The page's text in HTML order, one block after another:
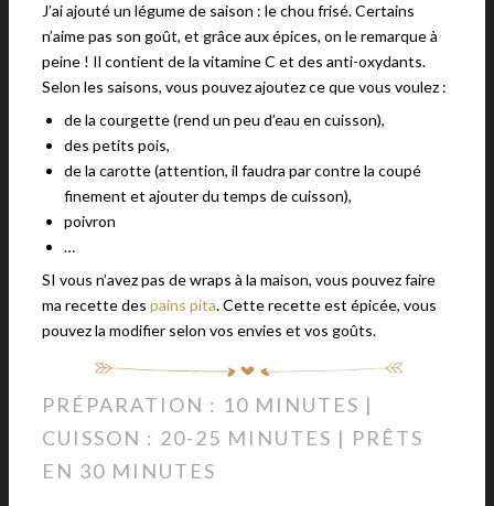
J’ai ajouté un légume de saison : le chou frisé. Certains
n’aime pas son goût, et grâce aux épices, on le remarque à
peine ! Il contient de la vitamine C et des anti-oxydants.
Selon les saisons, vous pouvez ajoutez ce que vous voulez :
de la courgette (rend un peu d’eau en cuisson),
des petits pois,
de la carotte (attention, il faudra par contre la coupé
finement et ajouter du temps de cuisson),
poivron
…
SI vous n’avez pas de wraps à la maison, vous pouvez faire
ma recette des pains pita. Cette recette est épicée, vous
pouvez la modifier selon vos envies et vos goûts.
PRÉPARATION : 10 MINUTES |
CUISSON : 20-25 MINUTES | PRÊTS
EN 30 MINUTES